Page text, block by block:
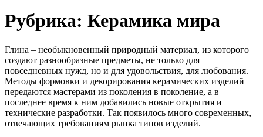
Рубрика: Керамика мира
Глина – необыкновенный природный материал, из которого
создают разнообразные предметы, не только для
повседневных нужд, но и для удовольствия, для любования.
Методы формовки и декорирования керамических изделий
передаются мастерами из поколения в поколение, а в
последнее время к ним добавились новые открытия и
технические разработки. Так появилось много современных,
отвечающих требованиям рынка типов изделий.